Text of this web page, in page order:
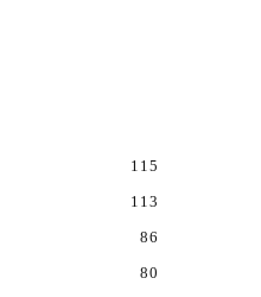
115
113
86
80